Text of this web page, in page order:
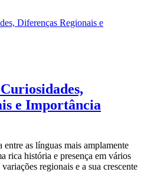
e Importância
as línguas mais amplamente
rica história e presença em vários
regionais e a sua crescente